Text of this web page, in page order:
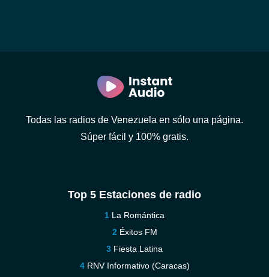
Todas las radios de Venezuela en sólo una página.
Súper fácil y 100% gratis.
Top 5 Estaciones de radio
La Romántica
Éxitos FM
Fiesta Latina
RNV Informativo (Caracas)